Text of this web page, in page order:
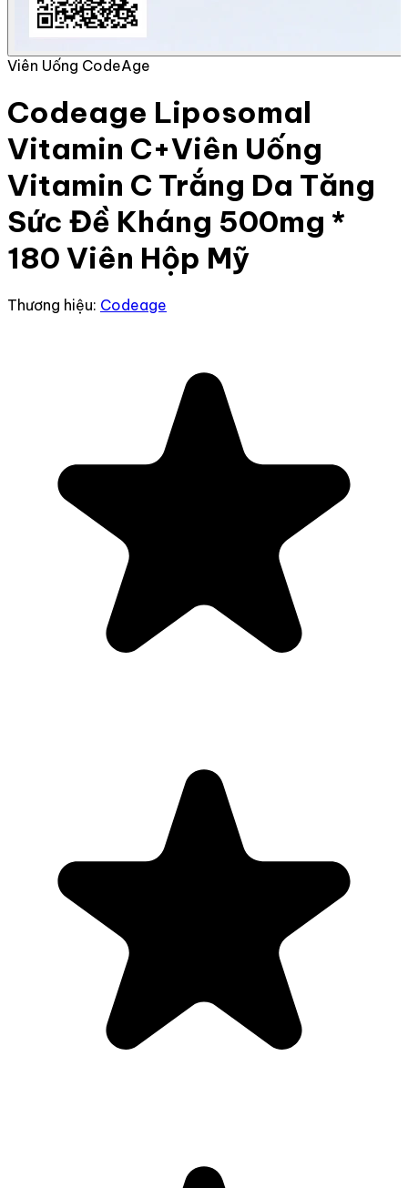
Viên Uống CodeAge
Codeage Liposomal
Vitamin C+Viên Uống
Vitamin C Trắng Da Tăng
Sức Đề Kháng 500mg *
180 Viên Hộp Mỹ
Thương hiệu: Codeage